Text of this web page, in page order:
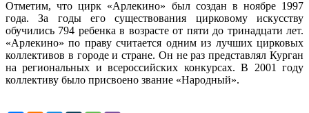
Отметим, что цирк «Арлекино» был создан в ноябре 1997
года. За годы его существования цирковому искусству
обучились 794 ребенка в возрасте от пяти до тринадцати лет.
«Арлекино» по праву считается одним из лучших цирковых
коллективов в городе и стране. Он не раз представлял Курган
на региональных и всероссийских конкурсах. В 2001 году
коллективу было присвоено звание «Народный».